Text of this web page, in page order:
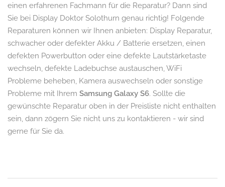
einen erfahrenen Fachmann für die Reparatur? Dann sind
Sie bei Display Doktor Solothurn genau richtig! Folgende
Reparaturen können wir Ihnen anbieten: Display Reparatur,
schwacher oder defekter Akku / Batterie ersetzen, einen
defekten Powerbutton oder eine defekte Lautstärketaste
wechseln, defekte Ladebuchse austauschen, WiFi
Probleme beheben, Kamera auswechseln oder sonstige
Probleme mit Ihrem Samsung Galaxy S6. Sollte die
gewünschte Reparatur oben in der Preisliste nicht enthalten
sein, dann zögern Sie nicht uns zu kontaktieren - wir sind
gerne für Sie da.